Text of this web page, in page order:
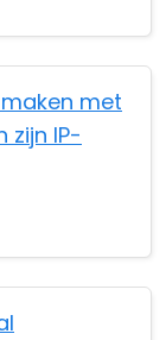
met
zijn IP-